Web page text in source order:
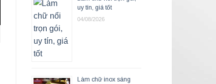
uy tín, giá tốt
04/08/2026
Làm chữ inox sáng